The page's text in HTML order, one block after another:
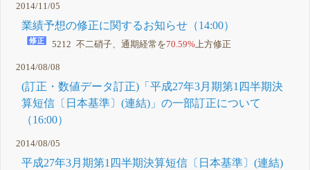
2014/11/05
業績予想の修正に関するお知らせ（14:00）
5212 不二硝子、通期経常を70.59%上方修正
2014/08/08
(訂正・数値データ訂正)「平成27年3月期第1四半期決
算短信〔日本基準〕(連結)」の一部訂正について
（16:00）
2014/08/05
平成27年3月期第1四半期決算短信〔日本基準〕(連結)